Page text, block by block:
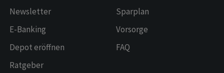
Newsletter
E-Banking
Depot eröffnen
Ratgeber
Sparplan
Vorsorge
FAQ